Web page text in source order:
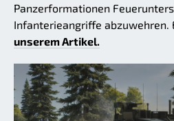
Panzerformationen
Infanterieangriffe abzuwehren.
unserem Artikel.